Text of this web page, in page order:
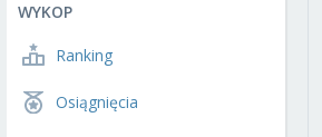
WYKOP
Ranking
Osiągnięcia